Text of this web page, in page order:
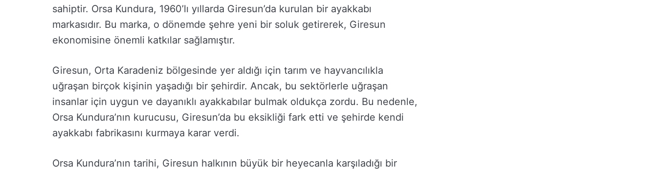
sahiptir. Orsa Kundura, 1960’lı yıllarda Giresun’da kurulan bir ayakkabı
markasıdır. Bu marka, o dönemde şehre yeni bir soluk getirerek, Giresun
ekonomisine önemli katkılar sağlamıştır.
Giresun, Orta Karadeniz bölgesinde yer aldığı için tarım ve hayvancılıkla
uğraşan birçok kişinin yaşadığı bir şehirdir. Ancak, bu sektörlerle uğraşan
insanlar için uygun ve dayanıklı ayakkabılar bulmak oldukça zordu. Bu nedenle,
Orsa Kundura’nın kurucusu, Giresun’da bu eksikliği fark etti ve şehirde kendi
ayakkabı fabrikasını kurmaya karar verdi.
Orsa Kundura’nın tarihi, Giresun halkının büyük bir heyecanla karşıladığı bir